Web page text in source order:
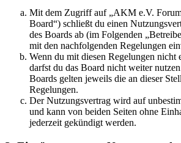
Mit dem Zugriff auf „AKM e.V.
Board“) schließt du einen
des Boards ab (im Folgenden
mit den nachfolgenden Regelungen
Wenn du mit diesen Regelungen nicht
darfst du das Board nicht weiter
Boards gelten jeweils die an dieser
Regelungen.
Der Nutzungsvertrag wird auf
und kann von beiden Seiten ohne
jederzeit gekündigt werden.